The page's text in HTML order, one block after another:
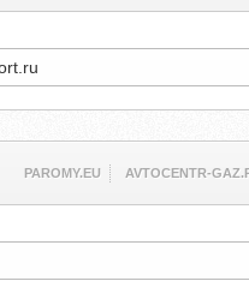
PAROMY.EU AVTOCENTR-